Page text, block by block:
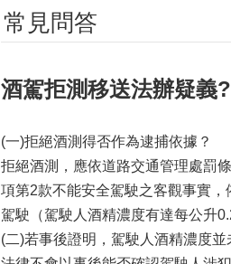
常見問答
酒駕拒測移送法辦疑義?
(一)拒絕酒測得否作為逮捕依據？
拒絕酒測，應依道路交通管理處罰
項第2款不能安全駕駛之客觀事實
駕駛（駕駛人酒精濃度有達每公升
(二)若事後證明，駕駛人酒精濃度